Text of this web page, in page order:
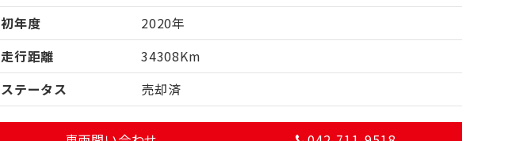
初年度
2020年
走行距離
34308Km
ステータス
売却済